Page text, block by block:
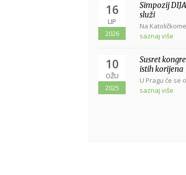
16
LIP
2026
Simpozij
služi
Na
fakultetu
38, dana...
saznaj više
10
OŽU
2025
Susret
istih korijena
U Pragu će se
godine održati
saznaj više